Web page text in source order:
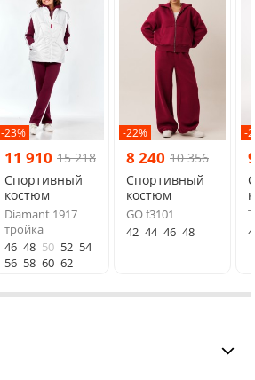
-23%
11 910 15 218
Спортивный
костюм
Diamant 1917
тройка
46 48 50 52 54
56 58 60 62
-22%
8 240 10 356
Спортивный
костюм
GO f3101
42 44 46 48
-